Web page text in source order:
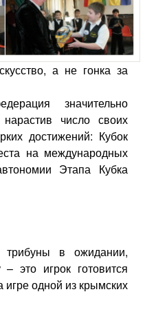
а не гонка за
значительно
число своих
достижений: Кубок
на международных
Этапа Кубка
трибуны в ожидании,
это игрок готовится
одной из крымских